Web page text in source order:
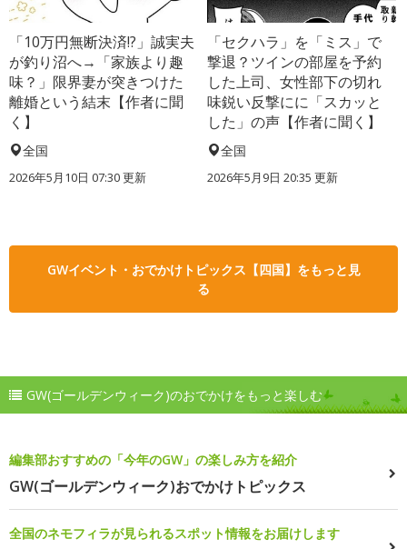
「10万円無断決済!?」誠実夫
が釣り沼へ→「家族より趣
味？」限界妻が突きつけた
離婚という結末【作者に聞
く】
全国
2026年5月10日 07:30 更新
「セクハラ」を「ミス」で
撃退？ツインの部屋を予約
した上司、女性部下の切れ
味鋭い反撃にに「スカッと
した」の声【作者に聞く】
全国
2026年5月9日 20:35 更新
GWイベント・おでかけトピックス【四国】をもっと見
る
GW(ゴールデンウィーク)のおでかけをもっと楽しむ
編集部おすすめの「今年のGW」の楽しみ方を紹介
GW(ゴールデンウィーク)おでかけトピックス
全国のネモフィラが見られるスポット情報をお届けします